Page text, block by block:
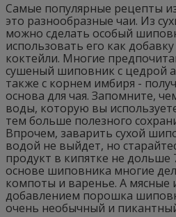
Самые популярные рецепты
это разнообразные чаи. Из
можно сделать особый
использовать его как
коктейли. Многие
сушеный шиповник с цедрой
также с корнем имбиря -
основа для чая. Запомните,
воды, которую вы
тем больше полезного
Впрочем, заварить сухой
водой не выйдет, но
продукт в кипятке не дольше
основе шиповника многие
компоты и варенье. А мясные
добавлением порошка
очень необычный и